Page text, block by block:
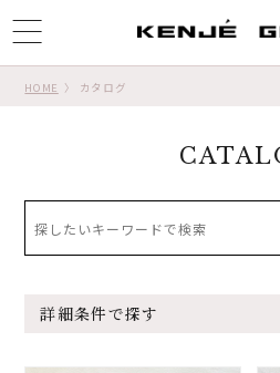
HOME カタログ
詳細条件で探す